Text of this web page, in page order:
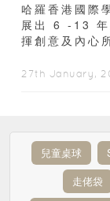
哈羅香港國際
展出 6 -13 年
揮創意及內心
27th January,
兒童桌球
走佬袋